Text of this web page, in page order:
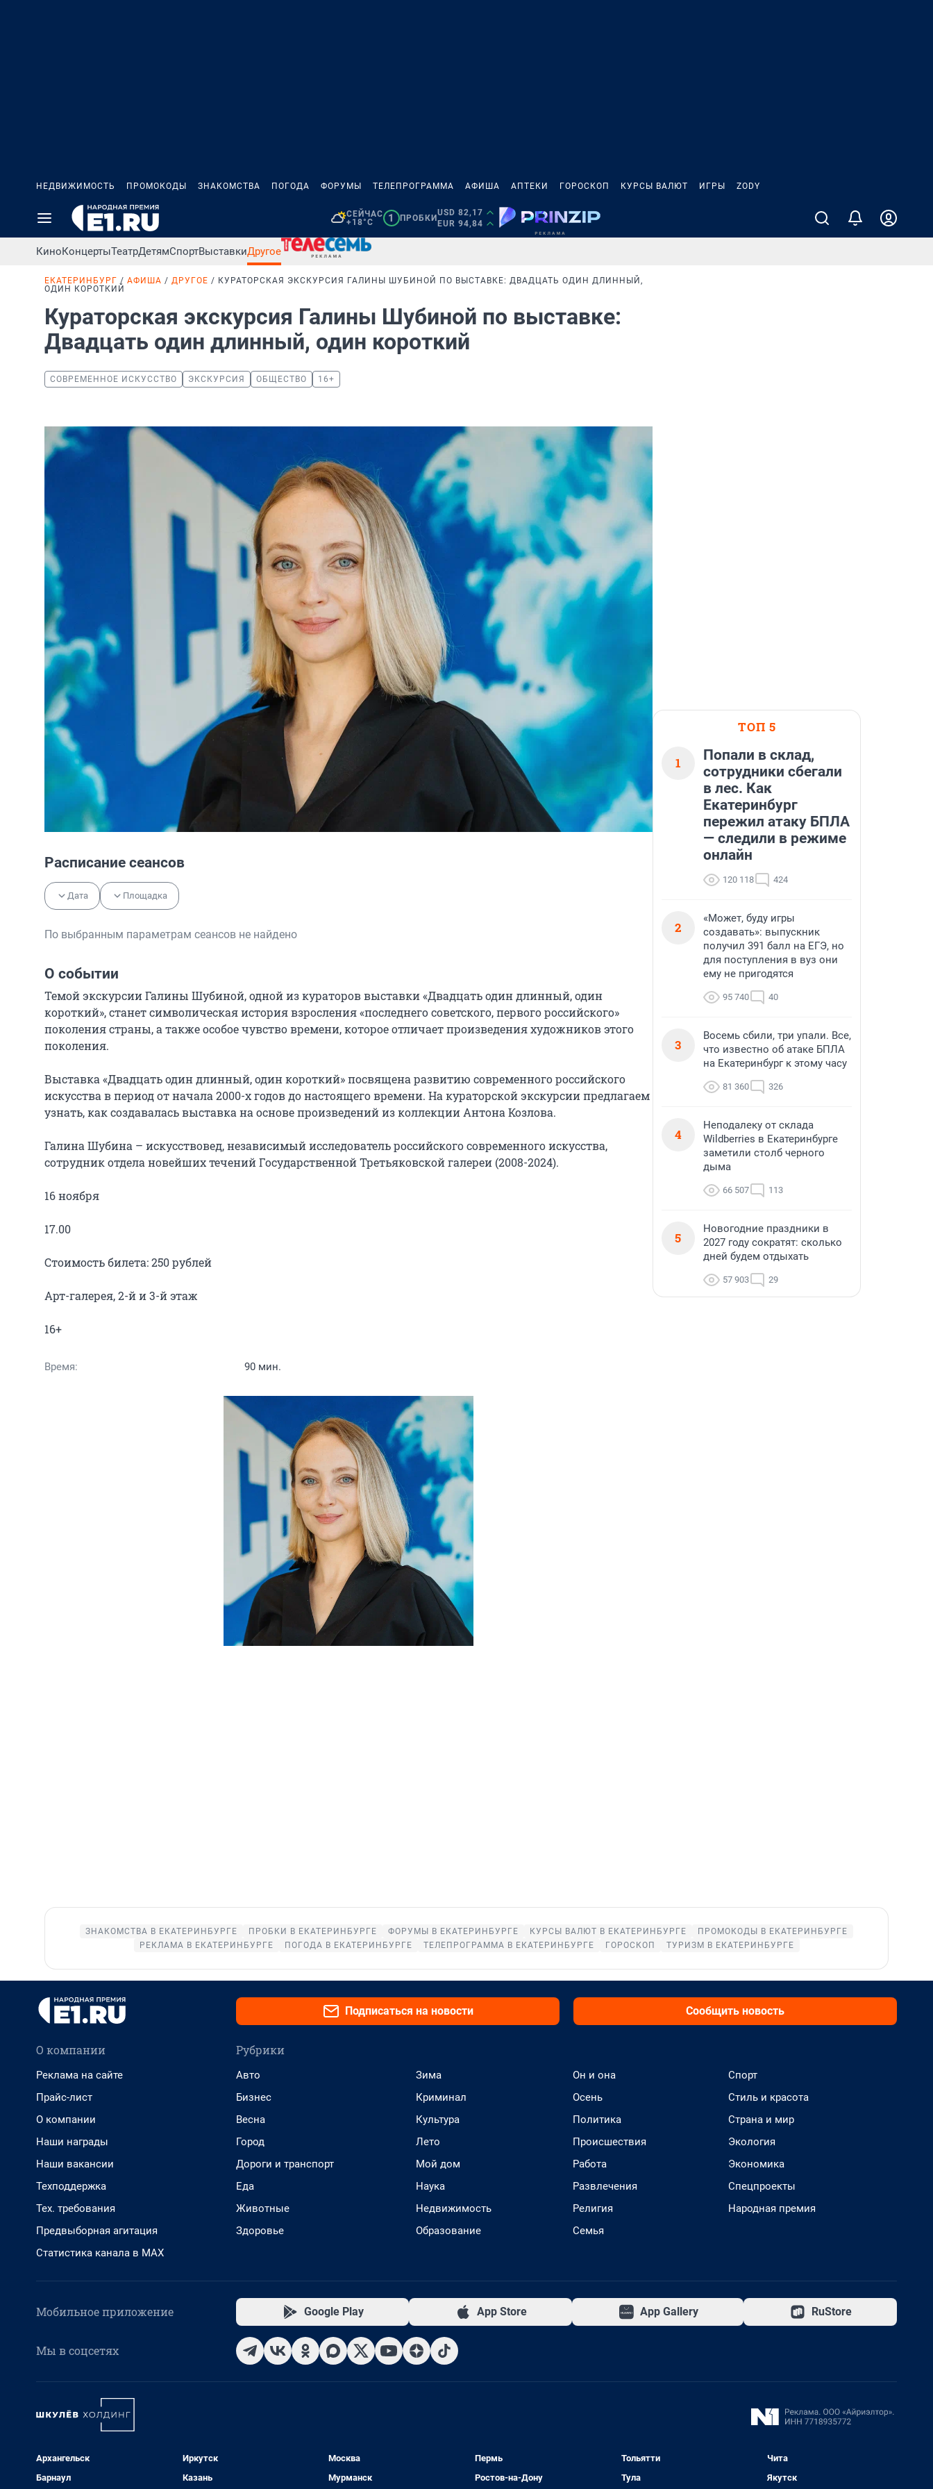
НЕДВИЖИМОСТЬ ПРОМОКОДЫ ЗНАКОМСТВА ПОГОДА ФОРУМЫ ТЕЛЕПРОГРАММА АФИША АПТЕКИ ГОРОСКОП КУРСЫ ВАЛЮТ ИГРЫ ZODY
СЕЙЧАС
+18°C
1 ПРОБКИ
USD 82,17
EUR 94,84
КиноКонцертыТеатрДетямСпортВыставкиДругое
ЕКАТЕРИНБУРГ АФИША ДРУГОЕ
КУРАТОРСКАЯ ЭКСКУРСИЯ ГАЛИНЫ ШУБИНОЙ ПО ВЫСТАВКЕ: ДВАДЦАТЬ ОДИН ДЛИННЫЙ,
ОДИН КОРОТКИЙ
Кураторская экскурсия Галины Шубиной по выставке:
Двадцать один длинный, один короткий
СОВРЕМЕННОЕ ИСКУССТВО ЭКСКУРСИЯ ОБЩЕСТВО 16+
Расписание сеансов
Дата Площадка
По выбранным параметрам сеансов не найдено
О событии
Темой экскурсии Галины Шубиной, одной из кураторов выставки «Двадцать один длинный, один
короткий», станет символическая история взросления «последнего советского, первого российского»
поколения страны, а также особое чувство времени, которое отличает произведения художников этого
поколения.
Выставка «Двадцать один длинный, один короткий» посвящена развитию современного российского
искусства в период от начала 2000-х годов до настоящего времени. На кураторской экскурсии предлагаем
узнать, как создавалась выставка на основе произведений из коллекции Антона Козлова.
Галина Шубина – искусствовед, независимый исследователь российского современного искусства,
сотрудник отдела новейших течений Государственной Третьяковской галереи (2008-2024).
16 ноября
17.00
Стоимость билета: 250 рублей
Арт-галерея, 2-й и 3-й этаж
Время: 90 мин.
ТОП 5
1
Попали в склад,
сотрудники сбегали
в лес. Как
Екатеринбург
пережил атаку БПЛА
— следили в режиме
онлайн
120 118 424
2
«Может, буду игры
создавать»: выпускник
получил 391 балл на ЕГЭ, но
для поступления в вуз они
ему не пригодятся
95 740 40
3
Восемь сбили, три упали. Все,
что известно об атаке БПЛА
на Екатеринбург к этому часу
81 360 326
4
Неподалеку от склада
Wildberries в Екатеринбурге
заметили столб черного
дыма
66 507 113
5
Новогодние праздники в
2027 году сократят: сколько
дней будем отдыхать
57 903 29
ЗНАКОМСТВА В ЕКАТЕРИНБУРГЕ ПРОБКИ В ЕКАТЕРИНБУРГЕ ФОРУМЫ В ЕКАТЕРИНБУРГЕ КУРСЫ ВАЛЮТ В ЕКАТЕРИНБУРГЕ
ПРОМОКОДЫ В ЕКАТЕРИНБУРГЕ
РЕКЛАМА В ЕКАТЕРИНБУРГЕ
ПОГОДА В ЕКАТЕРИНБУРГЕ ТЕЛЕПРОГРАММА В ЕКАТЕРИНБУРГЕ ГОРОСКОП ТУРИЗМ В ЕКАТЕРИНБУРГЕ
Подписаться на новости Сообщить новость
О компании
Реклама на сайте
Прайс-лист
О компании
Наши награды
Наши вакансии
Техподдержка
Тех. требования
Предвыборная агитация
Статистика канала в MAX
Рубрики
Авто
Бизнес
Весна
Город
Дороги и транспорт
Еда
Животные
Здоровье
Зима
Криминал
Культура
Лето
Мой дом
Наука
Недвижимость
Образование
Он и она
Осень
Политика
Происшествия
Работа
Развлечения
Религия
Семья
Спорт
Стиль и красота
Страна и мир
Экология
Экономика
Спецпроекты
Народная премия
Мобильное приложение Google Play App Store App Gallery RuStore
Мы в соцсетях
Архангельск
Барнаул
Иркутск
Казань
Москва
Мурманск
Пермь
Ростов-на-Дону
Тольятти
Тула
Чита
Якутск